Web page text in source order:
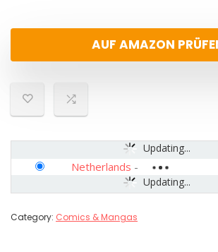
AUF AMAZON
Updating...
Updating...
Netherlands -
Category: Comics & Mangas